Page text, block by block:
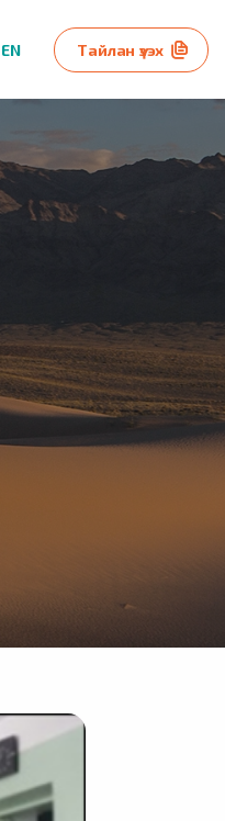
EN Тайлан үзэх